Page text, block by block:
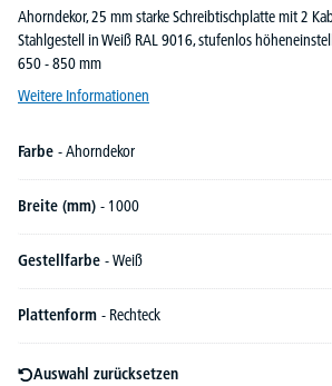
Ahorndekor, 25 mm starke Schreibtischplatte mit 2
Stahlgestell in Weiß RAL 9016, stufenlos
650 - 850 mm
Weitere Informationen
Farbe - Ahorndekor
Breite (mm) - 1000
Gestellfarbe - Weiß
Plattenform - Rechteck
Auswahl zurücksetzen